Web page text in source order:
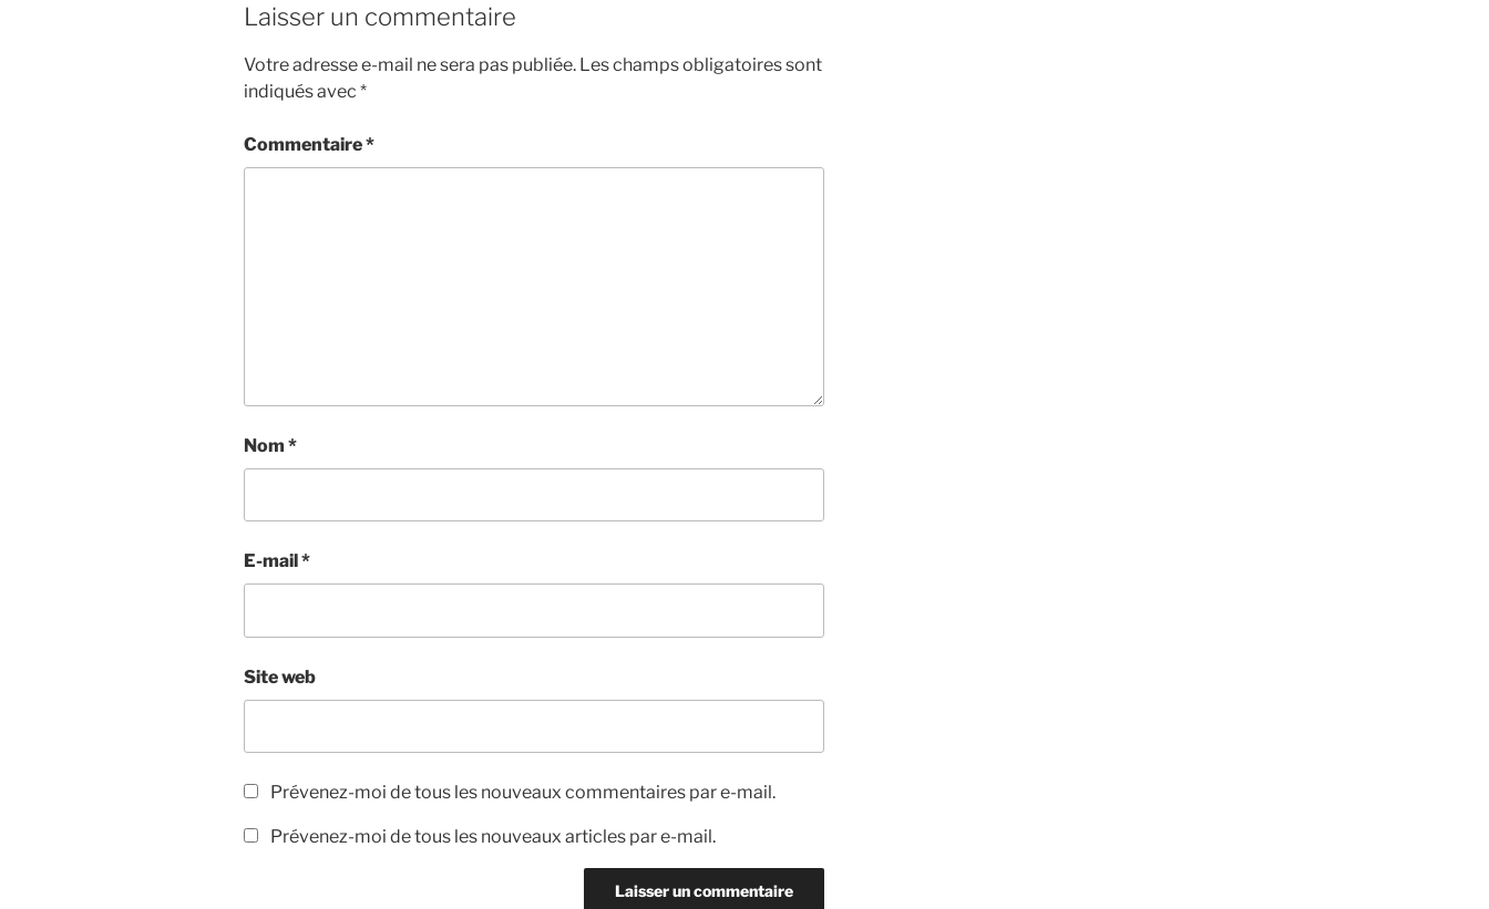
Laisser un commentaire
Votre adresse e-mail ne sera pas publiée. Les champs obligatoires sont
indiqués avec *
Commentaire*
Nom *
E-mail *
Site web
Prévenez-moi de tous les nouveaux commentaires par e-mail.
Prévenez-moi de tous les nouveaux articles par e-mail.